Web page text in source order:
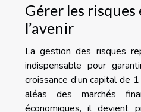
Gérer les
l’avenir
La gestion des risques
indispensable pour
croissance d’un capital de
aléas des marchés
économiques, il devient